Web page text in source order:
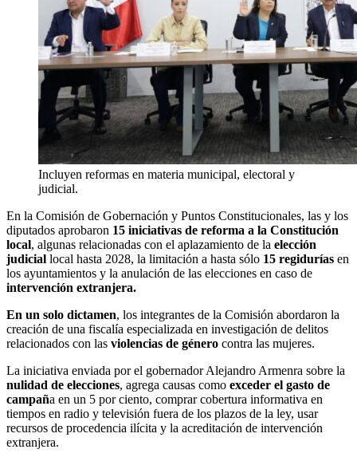
Incluyen reformas en materia municipal, electoral y
judicial.
En la Comisión de Gobernación y Puntos Constitucionales, las y los
diputados aprobaron 15 iniciativas de reforma a la Constitución
local, algunas relacionadas con el aplazamiento de la elección
judicial local hasta 2028, la limitación a hasta sólo 15 regidurías en
los ayuntamientos y la anulación de las elecciones en caso de
intervención extranjera.
En un solo dictamen, los integrantes de la Comisión abordaron la
creación de una fiscalía especializada en investigación de delitos
relacionados con las violencias de género contra las mujeres.
La iniciativa enviada por el gobernador Alejandro Armenra sobre la
nulidad de elecciones, agrega causas como exceder el gasto de
campaña en un 5 por ciento, comprar cobertura informativa en
tiempos en radio y televisión fuera de los plazos de la ley, usar
recursos de procedencia ilícita y la acreditación de intervención
extranjera.